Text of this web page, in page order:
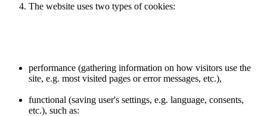
The website uses two types of cookies:
performance (gathering information on how visitors use the
site, e.g. most visited pages or error messages, etc.),
functional (saving user's settings, e.g. language, consents,
etc.), such as: